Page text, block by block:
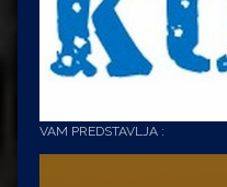
VAM PREDSTAVLJA :